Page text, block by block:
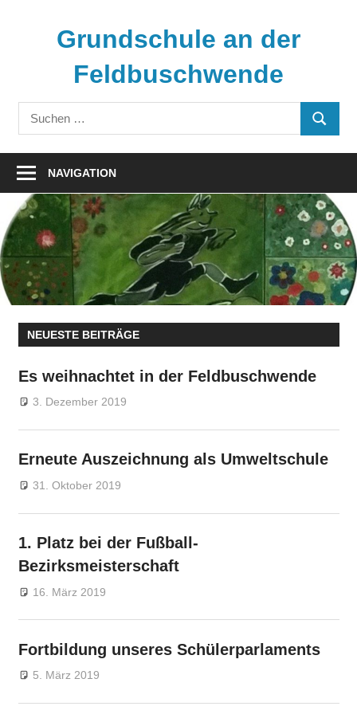
Grundschule an der
Feldbuschwende
Suchen
nach:
SUCHEN
NAVIGATION
NEUESTE BEITRÄGE
Es weihnachtet in der Feldbuschwende
3. Dezember 2019
Erneute Auszeichnung als Umweltschule
31. Oktober 2019
1. Platz bei der Fußball-
Bezirksmeisterschaft
16. März 2019
Fortbildung unseres Schülerparlaments
5. März 2019